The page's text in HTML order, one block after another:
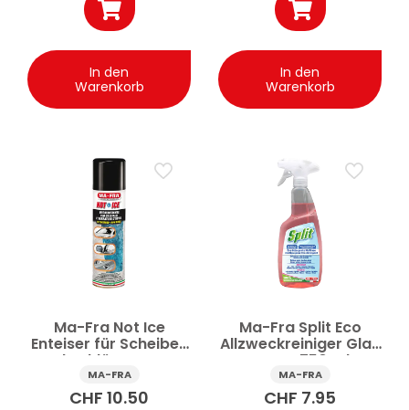
In den
Warenkorb
In den
Warenkorb
Ma-Fra Not Ice
Enteiser für Scheiben
und Schlösser Auto
300 ml
MA-FRA
CHF 10.50
Ma-Fra Split Eco
Allzweckreiniger Glas
Spray 750 ml
MA-FRA
CHF 7.95